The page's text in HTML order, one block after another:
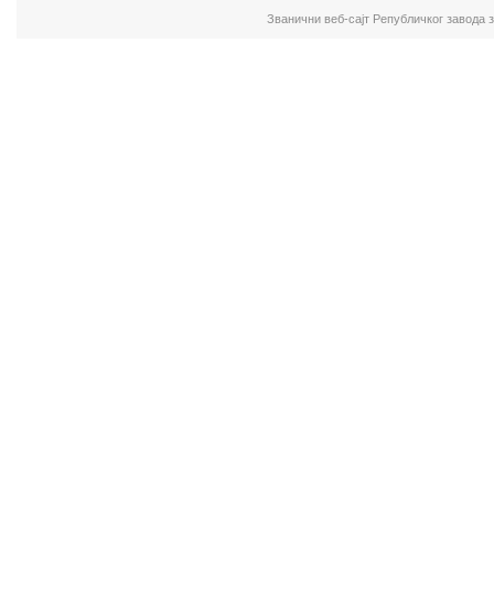
Званични веб-сајт Републичког